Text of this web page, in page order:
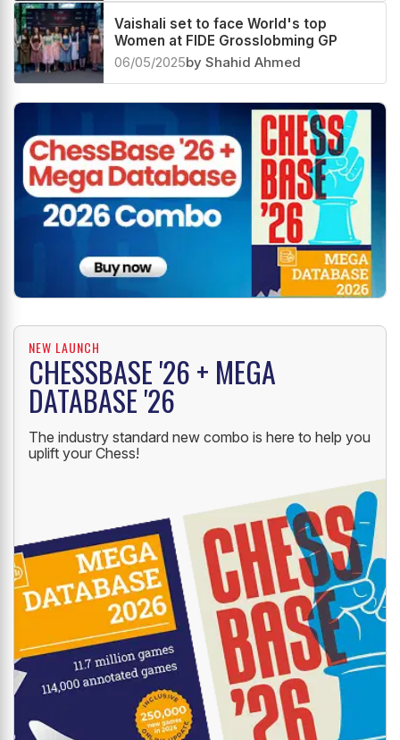
Vaishali set to face World's top
Women at FIDE Grosslobming GP
06/05/2025by Shahid Ahmed
NEW LAUNCH
CHESSBASE '26 + MEGA
DATABASE '26
The industry standard new combo is here to help you
uplift your Chess!